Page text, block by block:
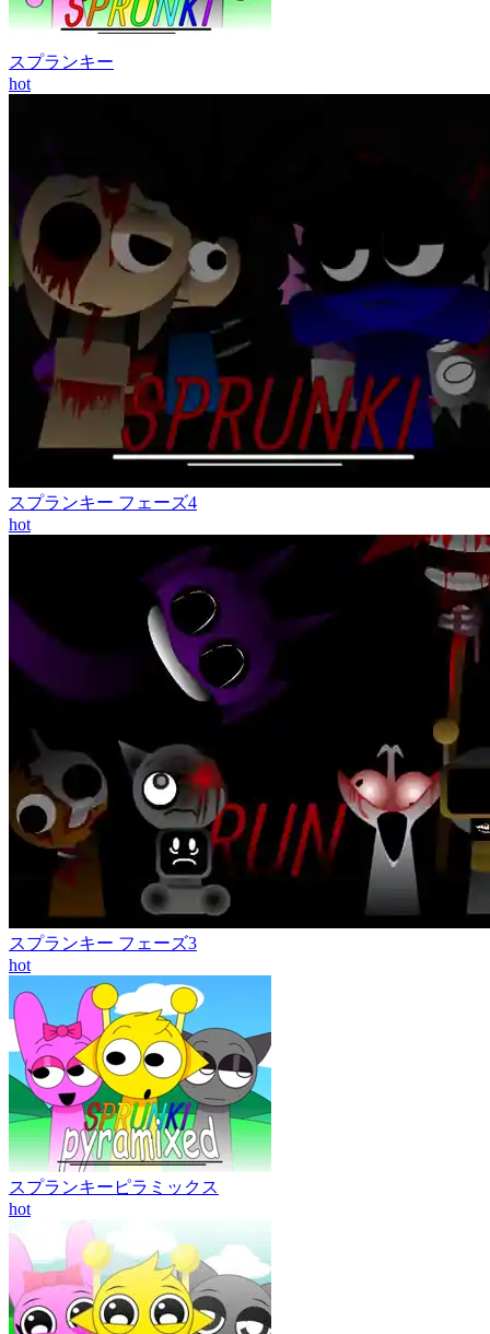
スプランキー
hot
スプランキー フェーズ4
hot
スプランキー フェーズ3
hot
スプランキーピラミックス
hot